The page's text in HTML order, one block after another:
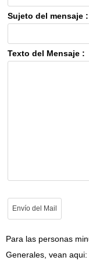
Sujeto del mensaje :
Texto del Mensaje :
Para las personas
Generales, vean aqui: